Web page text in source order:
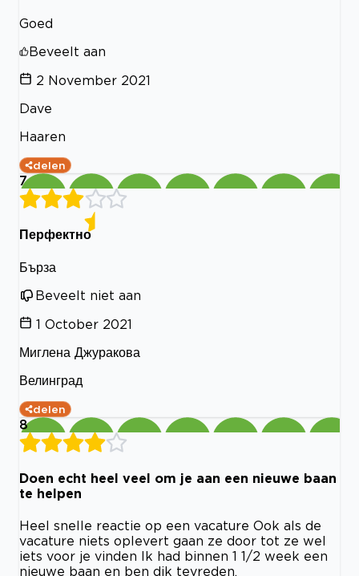
Goed
Beveelt aan
2 November 2021
Dave
Haaren
delen
7
Перфектно
Бърза
Beveelt niet aan
1 October 2021
Миглена Джуракова
Велинград
delen
8
Doen echt heel veel om je aan een nieuwe baan
te helpen
Heel snelle reactie op een vacature Ook als de
vacature niets oplevert gaan ze door tot ze wel
iets voor je vinden Ik had binnen 1 1/2 week een
nieuwe baan en ben dik tevreden.